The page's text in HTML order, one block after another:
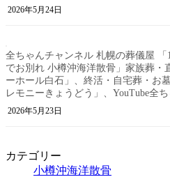
2026年5月24日
全ちゃんチャンネル 札幌の葬儀屋
でお別れ 小樽沖海洋散骨」家族葬・
ーホール白石」、終活・自宅葬・お
レモニーきょうどう」、YouTube全
2026年5月23日
カテゴリー
小樽沖海洋散骨